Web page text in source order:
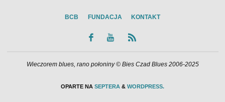
BCB FUNDACJA KONTAKT
Wieczorem blues, rano połoniny © Bies Czad Blues 2006-2025
OPARTE NA SEPTERA & WORDPRESS.